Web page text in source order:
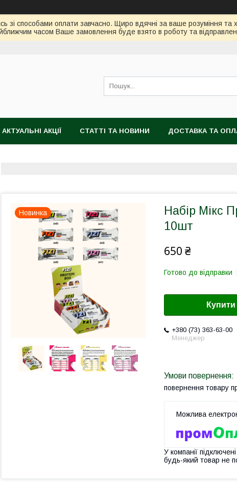
зі способами оплати завчасно. Щиро вдячні за ваше розуміння
часом Ваше замовлення буде взято в роботу та
АКТУАЛЬНІ АКЦІЇ СТАТТІ ТА НОВИНИ ДОСТАВКА ТА
Новинка
Набір Мікс
10шт
650 ₴
Готово до відправки
Купити
+380 (73) 363-63-00
Менеджер
повернення товару
У компанії
будь-який товар не